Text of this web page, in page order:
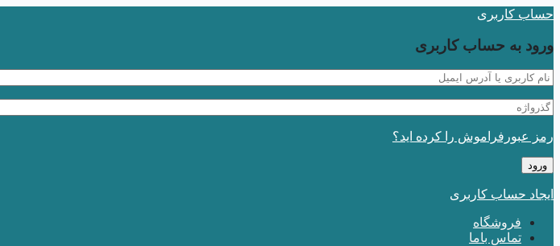
حساب کاربری
ورود به حساب کاربری
رمز عبورفراموش را کرده اید؟
ایجاد حساب کاربری
فروشگاه
تماس باما